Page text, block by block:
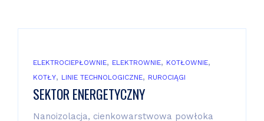
ELEKTROCIEPŁOWNIE, ELEKTROWNIE, KOTŁOWNIE,
KOTŁY, LINIE TECHNOLOGICZNE, RUROCIĄGI
SEKTOR ENERGETYCZNY
Nanoizolacja, cienkowarstwowa powłoka